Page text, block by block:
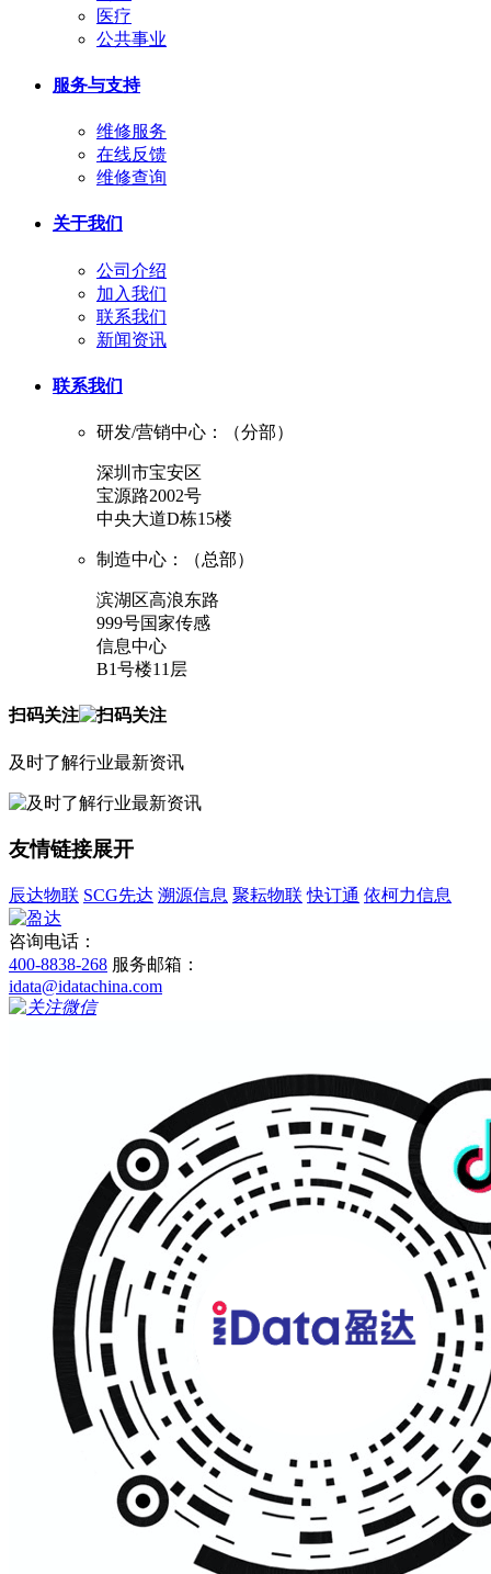
医疗
公共事业
服务与支持
维修服务
在线反馈
维修查询
关于我们
公司介绍
加入我们
联系我们
新闻资讯
联系我们
研发/营销中心：（分部）
深圳市宝安区
宝源路2002号
中央大道D栋15楼
制造中心：（总部）
滨湖区高浪东路
999号国家传感
信息中心
B1号楼11层
扫码关注
及时了解行业最新资讯
友情链接展开
辰达物联 SCG先达 溯源信息 聚耘物联 快订通 依柯力信息
咨询电话：
400-8838-268 服务邮箱：
idata@idatachina.com